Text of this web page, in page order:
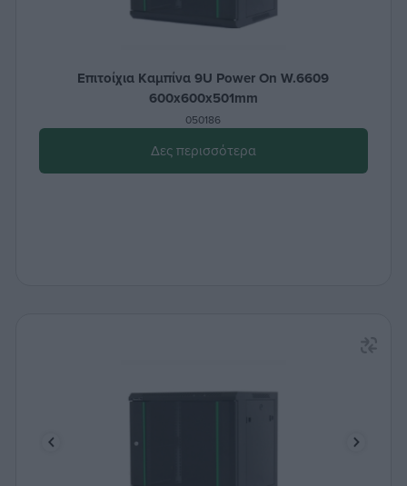
Επιτοίχια Καμπίνα 9U Power On W.6609
600x600x501mm
050186
Δες περισσότερα